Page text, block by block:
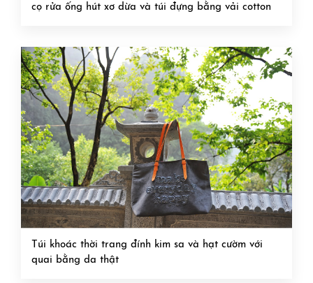
cọ rửa ống hút xơ dừa và túi đựng bằng vải cotton
Túi khoác thời trang đính kim sa và hạt cườm với
quai bằng da thật